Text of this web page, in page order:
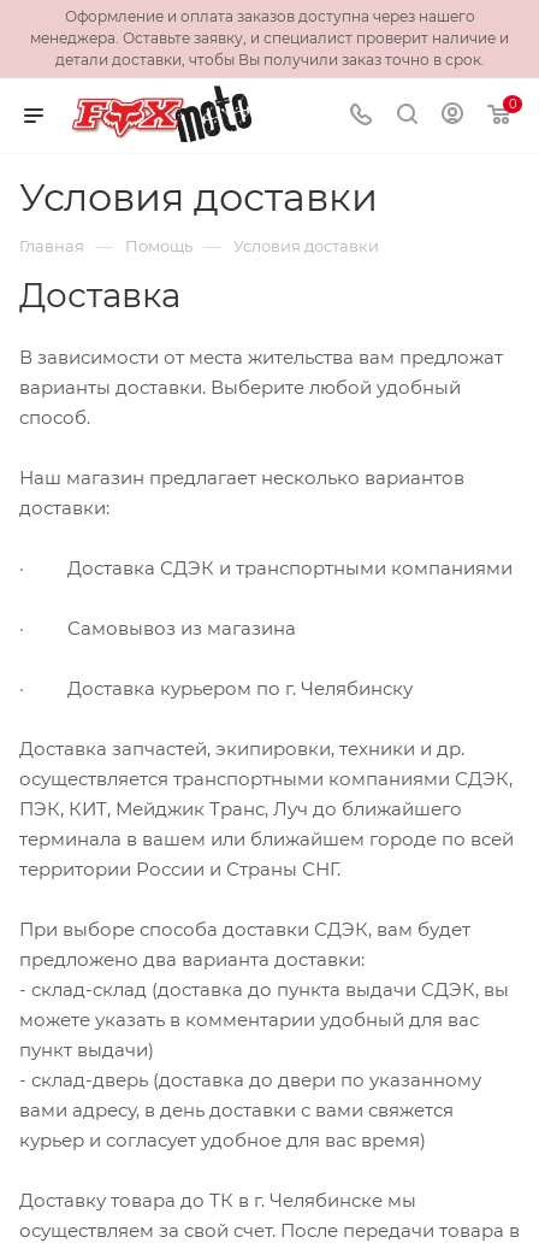
Оформление и оплата заказов доступна через нашего
менеджера. Оставьте заявку, и специалист проверит наличие и
детали доставки, чтобы Вы получили заказ точно в срок.
0
Условия доставки
Главная — Помощь — Условия доставки
Доставка
В зависимости от места жительства вам предложат
варианты доставки. Выберите любой удобный
способ.
Наш магазин предлагает несколько вариантов
доставки:
· Доставка СДЭК и транспортными компаниями
· Самовывоз из магазина
· Доставка курьером по г. Челябинску
Доставка запчастей, экипировки, техники и др.
осуществляется транспортными компаниями СДЭК,
ПЭК, КИТ, Мейджик Транс, Луч до ближайшего
терминала в вашем или ближайшем городе по всей
территории России и Страны СНГ.
При выборе способа доставки СДЭК, вам будет
предложено два варианта доставки:
- склад-склад (доставка до пункта выдачи СДЭК, вы
можете указать в комментарии удобный для вас
пункт выдачи)
- склад-дверь (доставка до двери по указанному
вами адресу, в день доставки с вами свяжется
курьер и согласует удобное для вас время)
Доставку товара до ТК в г. Челябинске мы
осуществляем за свой счет. После передачи товара в